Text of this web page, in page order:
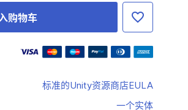
购物车
标准的Unity资源商店EULA
一个实体